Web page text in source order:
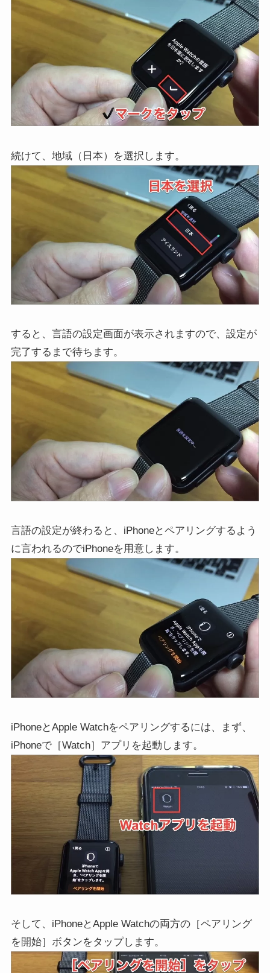
続けて、地域（日本）を選択します。
すると、言語の設定画面が表示されますので、設定が
完了するまで待ちます。
言語の設定が終わると、iPhoneとペアリングするよう
に言われるのでiPhoneを用意します。
iPhoneとApple Watchをペアリングするには、まず、
iPhoneで［Watch］アプリを起動します。
そして、iPhoneとApple Watchの両方の［ペアリング
を開始］ボタンをタップします。